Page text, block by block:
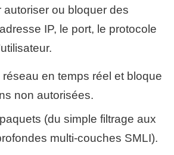
autoriser ou bloquer des
IP, le port, le protocole
réseau en temps réel et bloque
non autorisées.
(du simple filtrage aux
multi-couches SMLI).